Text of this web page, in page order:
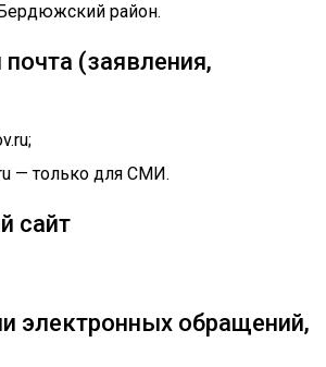
район.
(заявления,
— только для СМИ.
сайт
электронных обращений,